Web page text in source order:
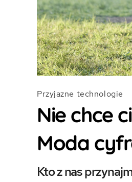
Przyjazne technologie
Nie chce
Moda
Kto z nas